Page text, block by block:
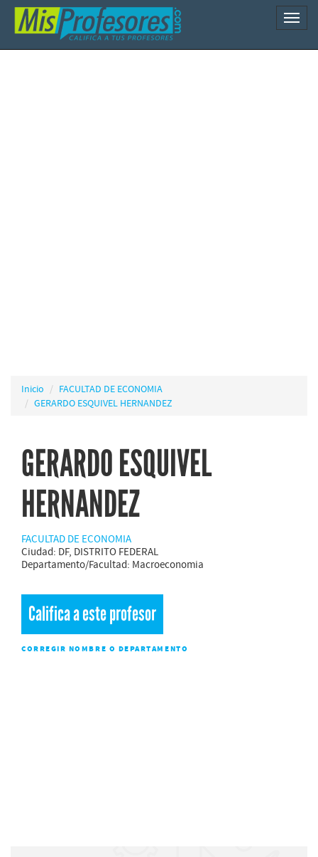
Inicio
FACULTAD DE ECONOMIA
GERARDO ESQUIVEL HERNANDEZ
GERARDO ESQUIVEL
HERNANDEZ
FACULTAD DE ECONOMIA
Ciudad: DF, DISTRITO FEDERAL
Departamento/Facultad: Macroeconomia
Califica a este profesor
CORREGIR NOMBRE O DEPARTAMENTO